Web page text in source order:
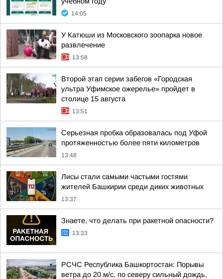
14:05
У Катюши из Московского зоопарка новое
развлечение
13:58
Второй этап серии забегов «Городская
ультра Уфимское ожерелье» пройдет в
столице 15 августа
13:51
Серьезная пробка образовалась под Уфой
протяженностью более пяти километров
13:48
Лисы стали самыми частыми гостями
жителей Башкирии среди диких животных
13:37
Знаете, что делать при ракетной опасности?
13:33
РСЧС Республика Башкортостан: Порывы
ветра до 20 м/с, по северу сильный дождь,